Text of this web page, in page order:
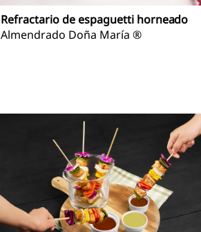
Refractario de espaguetti horneado
Almendrado Doña María ®